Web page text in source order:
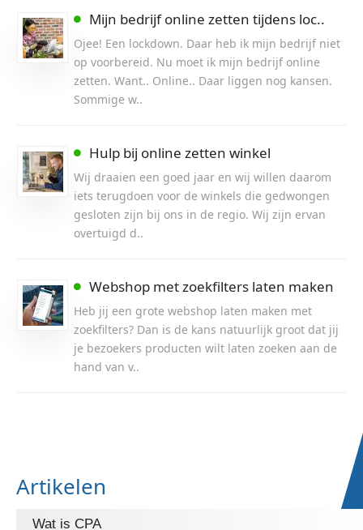
Mijn bedrijf online zetten tijdens loc..
Ojee! Een lockdown. Daar heb ik mijn bedrijf niet
op voorbereid. Nu moet ik mijn bedrijf online
zetten. Want.. Online.. Daar liggen nog kansen.
Sommige w..
Hulp bij online zetten winkel
Wij draaien een goed jaar en wij willen daarom
iets terugdoen voor de winkels die gedwongen
gesloten zijn bij ons in de regio. Wij zijn ervan
overtuigd d..
Webshop met zoekfilters laten maken
Heb jij een grote webshop laten maken met
zoekfilters? Dan is de kans natuurlijk groot dat jij
je bezoekers producten wilt laten zoeken aan de
hand van v..
Artikelen
Wat is CPA